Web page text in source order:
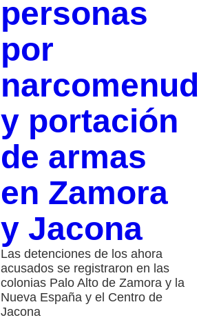
personas
por
y portación
de armas
en Zamora
y Jacona
Las detenciones de los ahora
acusados se registraron en las
colonias Palo Alto de Zamora y la
Nueva España y el Centro de
Jacona